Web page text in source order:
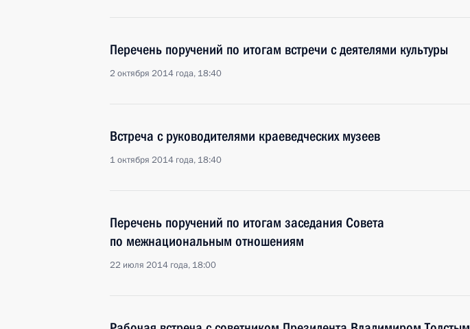
Перечень поручений по итогам встречи с деятелями культуры
2 октября 2014 года, 18:40
Встреча с руководителями краеведческих музеев
1 октября 2014 года, 18:40
Перечень поручений по итогам заседания Совета
по межнациональным отношениям
22 июля 2014 года, 18:00